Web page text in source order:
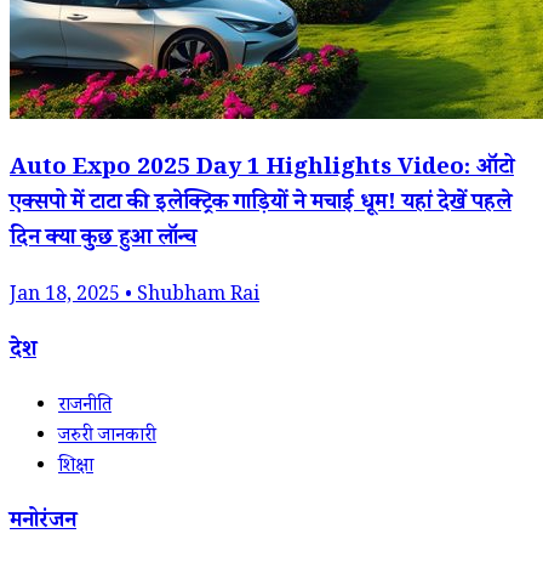
Auto Expo 2025 Day 1 Highlights Video: ऑटो
एक्सपो में टाटा की इलेक्ट्रिक गाड़ियों ने मचाई धूम! यहां देखें पहले
दिन क्या कुछ हुआ लॉन्च
Jan 18, 2025 • Shubham Rai
देश
राजनीति
जरुरी जानकारी
शिक्षा
मनोरंजन